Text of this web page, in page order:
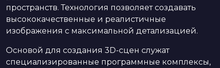
пространств. Технология позволяет создавать
высококачественные и реалистичные
изображения с максимальной детализацией.
Основой для создания 3D-сцен служат
специализированные программные комплексы,